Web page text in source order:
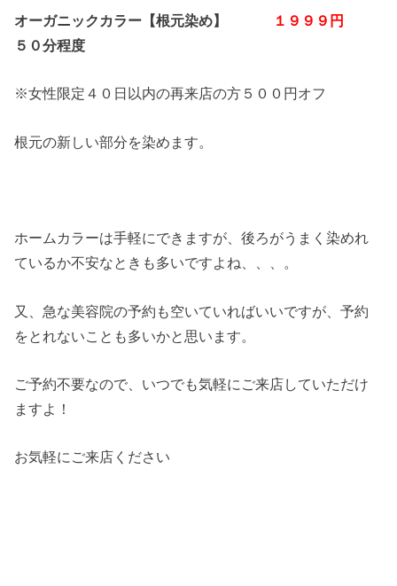
オーガニックカラー【根元染め】
１９９９円
５０分程度
※女性限定４０日以内の再来店の方５００円オフ
根元の新しい部分を染めます。
ホームカラーは手軽にできますが、後ろがうまく染めれ
ているか不安なときも多いですよね、、、。
又、急な美容院の予約も空いていればいいですが、予約
をとれないことも多いかと思います。
ご予約不要なので、いつでも気軽にご来店していただけ
ますよ！
お気軽にご来店ください